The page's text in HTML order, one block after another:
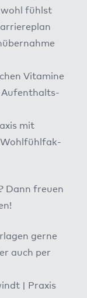
wohl fühlst
Vit­ami­ne
Auf­ent­halts­
mit
Wohl­fühl­fak­
Dann freu­en
ger­ne
auch per
| Pra­xis